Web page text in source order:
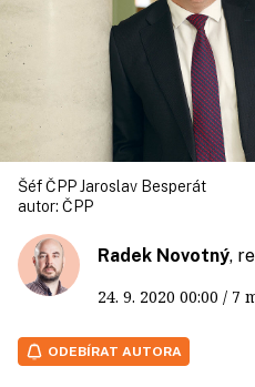
Šéf ČPP Jaroslav Besperát
autor: ČPP
Radek Novotný,
24. 9. 2020 00:00 / 7
ODEBÍRAT AUTORA